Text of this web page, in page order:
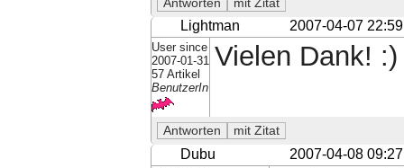
Lightman 2007-04-07 22:59
User since
2007-01-31
57 Artikel
BenutzerIn
Vielen Dank! :)
Dubu 2007-04-08 09:27